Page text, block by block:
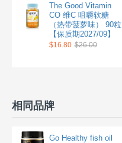
The Good Vitamin
CO 维C 咀嚼软糖
（热带菠萝味） 90粒
【保质期2027/09】
$16.80 $26.00
相同品牌
Go Healthy fish oil